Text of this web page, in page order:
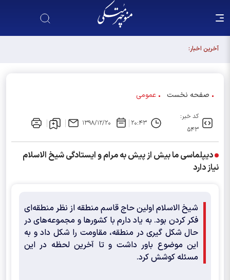
آخرین اخبار:
صفحه نخست عمومی
کد خبر:
۵۴۳
۲۰:۴۳ ۱۳۹۸/۱۲/۲۰
دیپلماسی ما بیش از پیش به مرام و ایستادگی شیخ الاسلام
نیاز دارد
شیخ الاسلام اولین حاج قاسم منطقه از نظر منطقه‌ای
فکر کردن بود. به یاد دارم با کشورها و مجموعه‌های در
حال شکل گیری در منطقه، مقاومت را شکل داد و به
این موضوع باور داشت و تا آخرین لحظه در این
مسئله کوشش کرد.